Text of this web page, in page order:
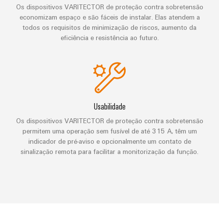
de
dados
-
eficientes,
abrangentes
para
o
setor
campo
Medição
de
trabalho
Weidmüller
migração
Interfaces
Sistemas
eletrônicos
técnico
Conformidade
de
engenharia
Catálogos
VISÃO
GERAL
da
empresa
e
rede
de
Os dispositivos VARITECTOR de proteção contra sobretensão
economizam espaço e são fáceis de instalar. Elas atendem a
todos os requisitos de minimização de riscos, aumento da
eficiência e resistência ao futuro.
Usabilidade
Os dispositivos VARITECTOR de proteção contra sobretensão
permitem uma operação sem fusível de até 315 A, têm um
indicador de pré-aviso e opcionalmente um contato de
sinalização remota para facilitar a monitorização da função.